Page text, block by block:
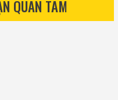
QUAN TÂM